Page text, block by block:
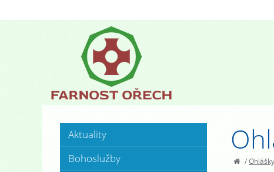
/Ohlášky
Aktuality
Bohoslužby